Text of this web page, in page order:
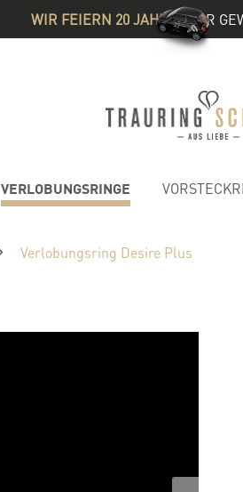
WIR FEIERN 20 JAHRE& IHR
VERLOBUNGSRINGE
Verlobungsring Desire Plus